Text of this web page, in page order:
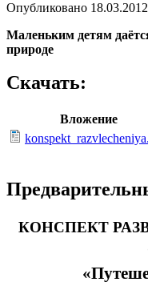
Опубликовано
Маленьким детям
природе
Скачать:
Вложение
КОНСПЕКТ